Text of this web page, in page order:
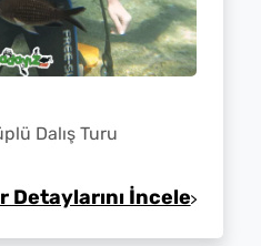
Dalış Turu
Detaylarını İncele